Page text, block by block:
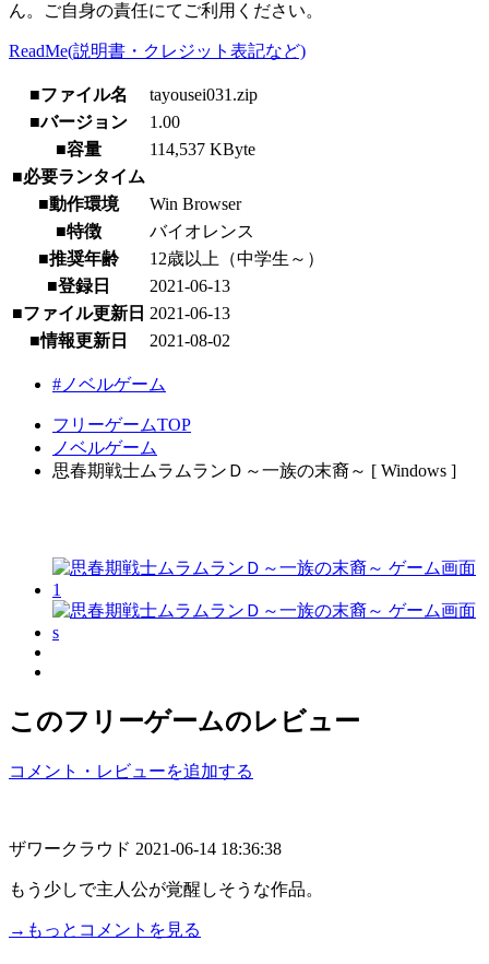
ん。ご自身の責任にてご利用ください。
ReadMe(説明書・クレジット表記など)
■ファイル名
tayousei031.zip
■バージョン
1.00
■容量
114,537 KByte
■必要ランタイム
■動作環境
Win Browser
■特徴
バイオレンス
■推奨年齢
12歳以上（中学生～）
■登録日
2021-06-13
■ファイル更新日 2021-06-13
■情報更新日
2021-08-02
#ノベルゲーム
フリーゲームTOP
ノベルゲーム
思春期戦士ムラムランＤ～一族の末裔～ [ Windows ]
このフリーゲームのレビュー
コメント・レビューを追加する
ザワークラウド 2021-06-14 18:36:38
もう少しで主人公が覚醒しそうな作品。
→もっとコメントを見る